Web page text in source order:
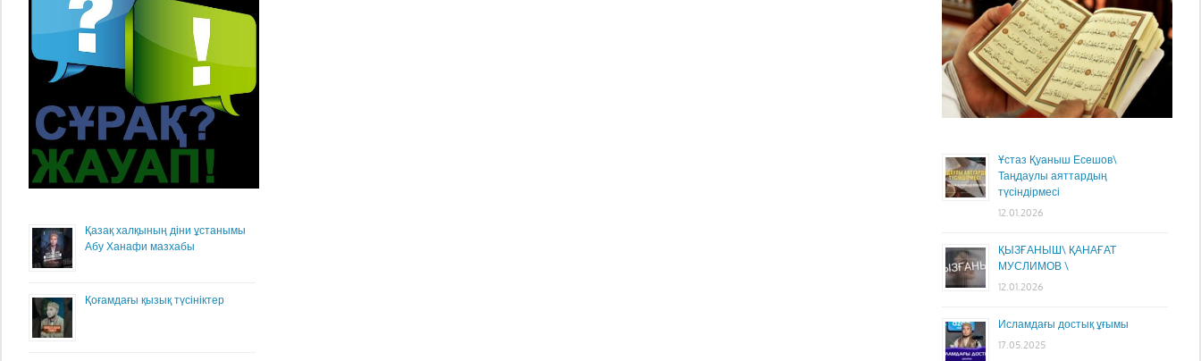
Қазақ халқының діни ұстанымы
Абу Ханафи мазхабы
Қоғамдағы қызық түсініктер
Ұстаз Қуаныш Есешов\
Таңдаулы аяттардың
түсіндірмесі
12.01.2026
ҚЫЗҒАНЫШ\ ҚАНАҒАТ
МУСЛИМОВ \
12.01.2026
Исламдағы достық ұғымы
17.05.2025